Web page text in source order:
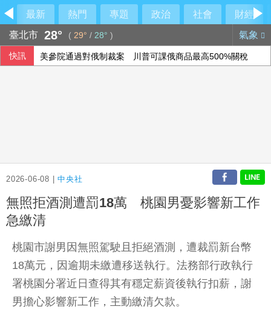
最新 熱門 專題 政治 社會
財經
臺北市 28° ( 29° / 28° ) 氣象
快訊 美參院通過對俄制裁案 川普可課俄商品最高500%關稅
2026-06-08 |中央社
無照拒酒測遭罰18萬 桃園男憂影響新工作
急繳清
桃園市謝男因無照駕駛且拒絕酒測，遭裁罰新台幣
18萬元，因逾期未繳遭移送執行。法務部行政執行
署桃園分署近日查得其有穩定薪資後執行扣薪，謝
男擔心影響新工作，主動繳清欠款。